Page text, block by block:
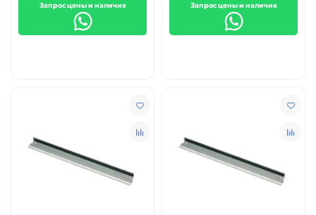
Запрос цены и наличия Запрос цены и наличия